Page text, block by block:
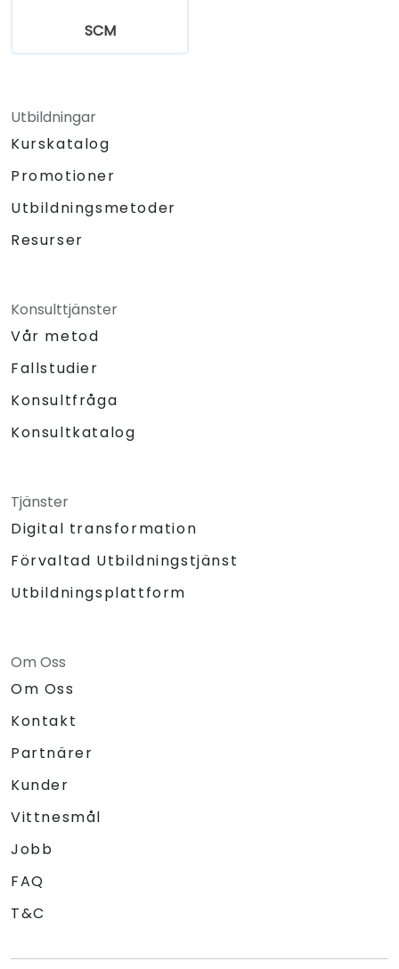
SCM
Utbildningar
Kurskatalog
Promotioner
Utbildningsmetoder
Resurser
Konsulttjänster
Vår metod
Fallstudier
Konsultfråga
Konsultkatalog
Tjänster
Digital transformation
Förvaltad Utbildningstjänst
Utbildningsplattform
Om Oss
Om Oss
Kontakt
Partnärer
Kunder
Vittnesmål
Jobb
FAQ
T&C